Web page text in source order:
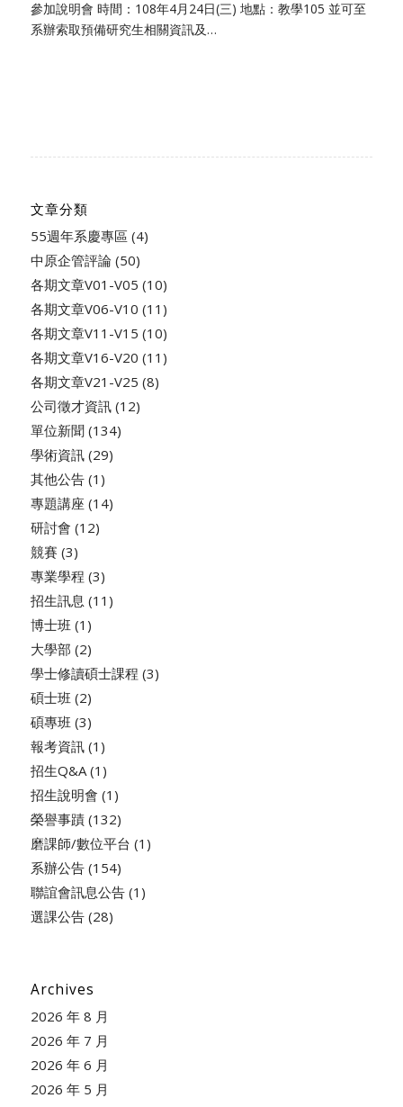
參加說明會 時間：108年4月24日(三) 地點：教學105 並可至
系辦索取預備研究生相關資訊及…
文章分類
55週年系慶專區 (4)
中原企管評論(50)
各期文章V01-V05 (10)
各期文章V06-V10 (11)
各期文章V11-V15 (10)
各期文章V16-V20 (11)
各期文章V21-V25 (8)
公司徵才資訊(12)
單位新聞(134)
學術資訊(29)
其他公告(1)
專題講座 (14)
研討會 (12)
競賽 (3)
專業學程 (3)
招生訊息 (11)
博士班(1)
大學部 (2)
學士修讀碩士課程 (3)
碩士班(2)
碩專班(3)
報考資訊(1)
招生Q&A(1)
招生說明會 (1)
榮譽事蹟(132)
磨課師/數位平台 (1)
系辦公告(154)
聯誼會訊息公告(1)
選課公告(28)
Archives
2026 年 8 月
2026 年 7 月
2026 年 6 月
2026 年 5 月